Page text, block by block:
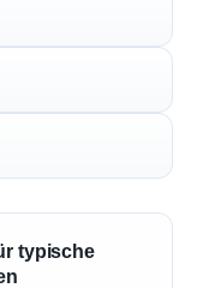
typische